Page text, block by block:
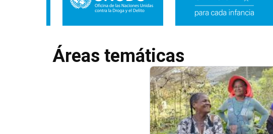
Áreas temáticas